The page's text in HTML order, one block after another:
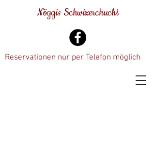
Nöggis Schwizerchuchi
Reservationen nur per Telefon möglich